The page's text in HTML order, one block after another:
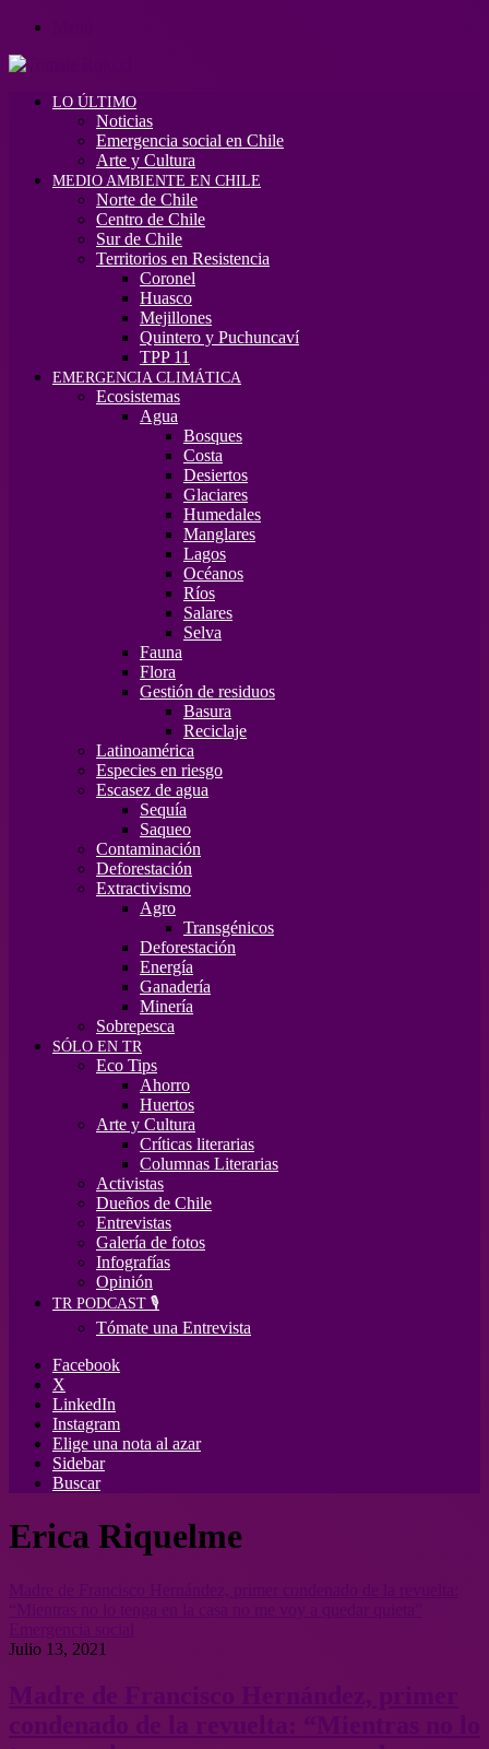
LO ÚLTIMO
Noticias
Emergencia social en Chile
Arte y Cultura
MEDIO AMBIENTE EN CHILE
Norte de Chile
Centro de Chile
Sur de Chile
Territorios en Resistencia
Coronel
Huasco
Mejillones
Quintero y Puchuncaví
TPP 11
EMERGENCIA CLIMÁTICA
Ecosistemas
Agua
Bosques
Costa
Desiertos
Glaciares
Humedales
Manglares
Lagos
Océanos
Ríos
Salares
Selva
Fauna
Flora
Gestión de residuos
Basura
Reciclaje
Latinoamérica
Especies en riesgo
Escasez de agua
Sequía
Saqueo
Contaminación
Deforestación
Extractivismo
Agro
Transgénicos
Deforestación
Energía
Ganadería
Minería
Sobrepesca
SÓLO EN TR
Eco Tips
Ahorro
Huertos
Arte y Cultura
Críticas literarias
Columnas Literarias
Activistas
Dueños de Chile
Entrevistas
Galería de fotos
Infografías
Opinión
TR PODCAST 🎙️
Tómate una Entrevista
Facebook
X
LinkedIn
Instagram
Elige una nota al azar
Sidebar
Buscar
Erica Riquelme
Julio 13, 2021